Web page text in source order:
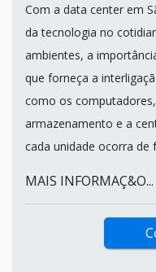
Com a data center em
da tecnologia no
ambientes, a
que forneça a
como os
armazenamento e a
cada unidade ocorra de
MAIS INFORMAÇ&O...